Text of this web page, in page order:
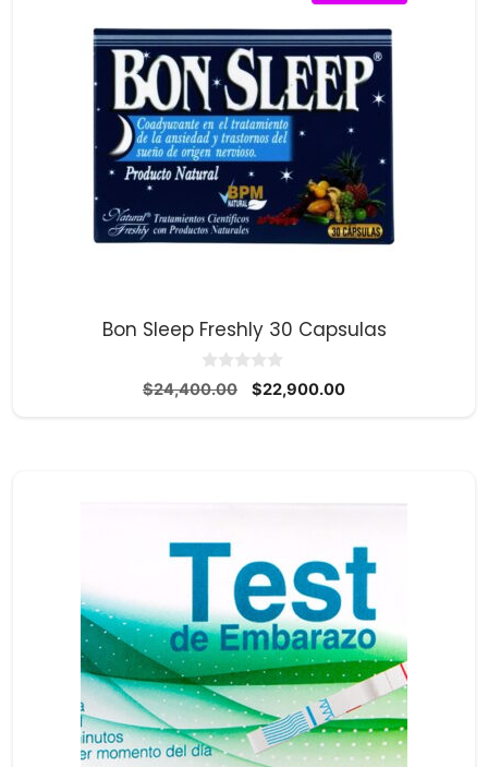
Bon Sleep Freshly 30 Capsulas
0
d
$24,400.00
El
$22,900.00El